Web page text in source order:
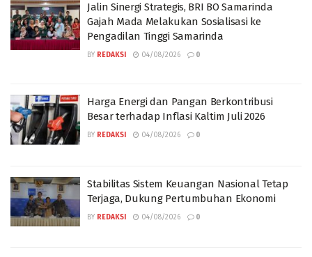
Jalin Sinergi Strategis, BRI BO Samarinda
Gajah Mada Melakukan Sosialisasi ke
Pengadilan Tinggi Samarinda
BY REDAKSI 04/08/2026 0
Harga Energi dan Pangan Berkontribusi
Besar terhadap Inflasi Kaltim Juli 2026
BY REDAKSI 04/08/2026 0
Stabilitas Sistem Keuangan Nasional Tetap
Terjaga, Dukung Pertumbuhan Ekonomi
BY REDAKSI 04/08/2026 0